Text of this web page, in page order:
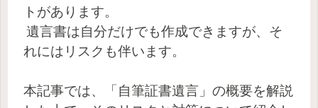
トがあります。
遺言書は自分だけでも作成できますが、そ
れにはリスクも伴います。
本記事では、「自筆証書遺言」の概要を解説